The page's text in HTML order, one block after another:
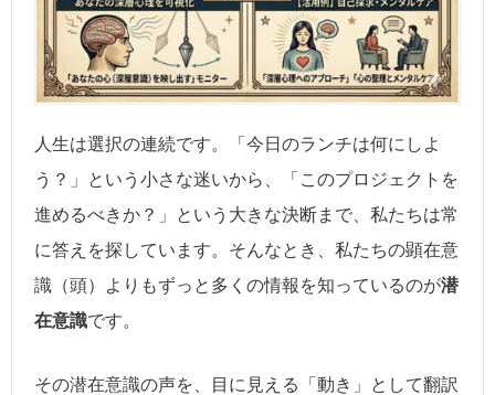
人生は選択の連続です。「今日のランチは何にしよ
う？」という小さな迷いから、「このプロジェクトを
進めるべきか？」という大きな決断まで、私たちは常
に答えを探しています。そんなとき、私たちの顕在意
識（頭）よりもずっと多くの情報を知っているのが潜
在意識です。
その潜在意識の声を、目に見える「動き」として翻訳